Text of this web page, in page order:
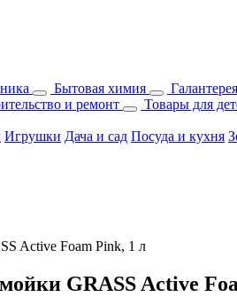
Бытовая химия Галантерея
и ремонт Товары для
Игрушки Дача и сад Посуда и кухня
Active Foam Pink, 1 л
GRASS Active